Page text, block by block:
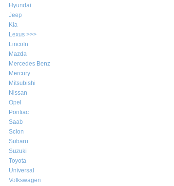
Hyundai
Jeep
Kia
Lexus >>>
Lincoln
Mazda
Mercedes Benz
Mercury
Mitsubishi
Nissan
Opel
Pontiac
Saab
Scion
Subaru
Suzuki
Toyota
Universal
Volkswagen